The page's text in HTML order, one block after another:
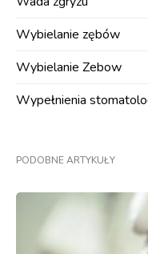
Wybielanie zębów
Wybielanie Zebow
Wypełnienia
PODOBNE ARTYKUŁY